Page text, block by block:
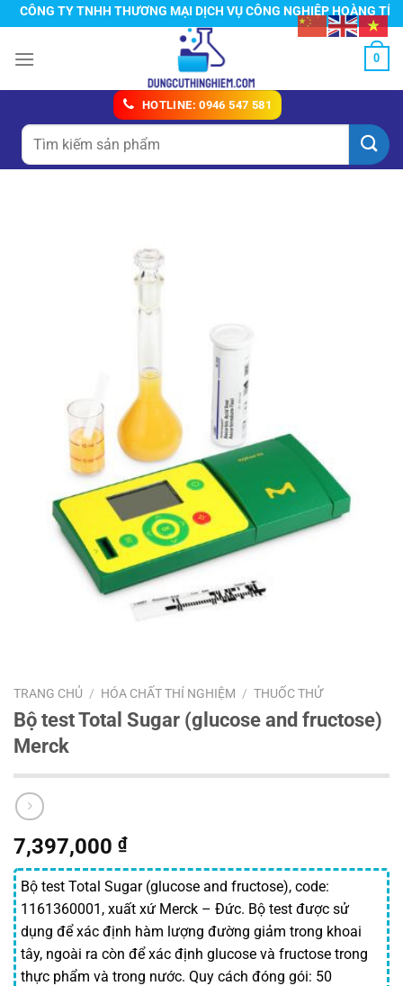
Chuyển
đến
nội
TY TNHH THƯƠNG MẠI DỊCH VỤ CÔNG NGHIỆP HOÀNG TÍN
0
HOTLINE: 0946 547 581
Tìm
kiếm:
TRANG CHỦ / HÓA CHẤT THÍ NGHIỆM / THUỐC THỬ
Bộ test Total Sugar (glucose and fructose)
Merck
7,397,000 ₫
Bộ test Total Sugar (glucose and fructose), code:
1161360001, xuất xứ Merck – Đức. Bộ test được sử
dụng để xác định hàm lượng đường giảm trong khoai
tây, ngoài ra còn để xác định glucose và fructose trong
thực phẩm và trong nước. Quy cách đóng gói: 50